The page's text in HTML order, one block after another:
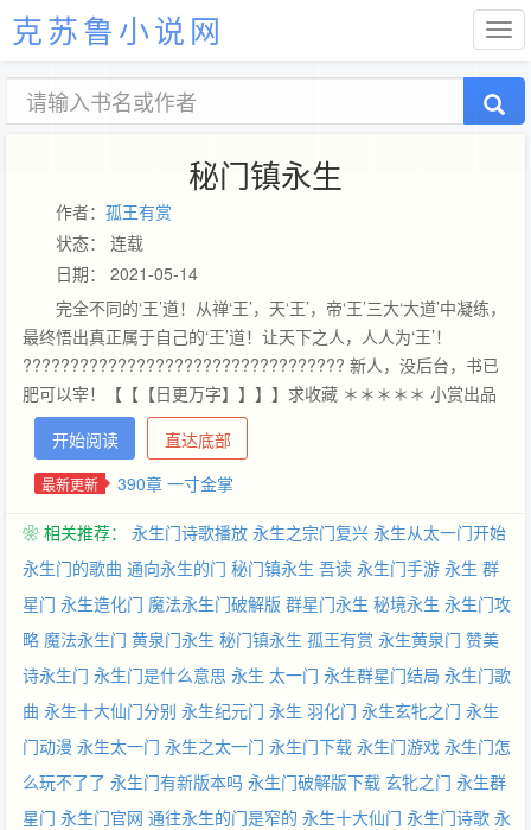
克苏鲁小说网
秘门镇永生
作者： 孤王有赏
状态： 连载
日期： 2021-05-14
完全不同的‘王’道！从禅‘王’，天‘王’，帝‘王’三大‘大道’中凝练，
最终悟出真正属于自己的‘王’道！让天下之人，人人为‘王’！
?????????????????????????????????? 新人，没后台，书已
肥可以宰！【【【日更万字】】】】求收藏 ＊＊＊＊＊ 小赏出品
必属精品 ＊＊＊＊＊＊＊＊ 兄弟们作为新人，请大家相信我的坚
持！如果想看下本书的潜力，可以直接看下前面，然后看（171
章：神机出手 本章绝对能让你看懂，请客观放心观看！现在已经逐
终...你懂得.）
开始阅读 直达底部
最新更新 390章 一寸金掌
❀ 相关推荐： 永生门诗歌播放 永生之宗门复兴 永生从太一门开始
永生门的歌曲 通向永生的门 秘门镇永生 吾读 永生门手游 永生 群
星门 永生造化门 魔法永生门破解版 群星门永生 秘境永生 永生门攻
略 魔法永生门 黄泉门永生 秘门镇永生 孤王有赏 永生黄泉门 赞美
诗永生门 永生门是什么意思 永生 太一门 永生群星门结局 永生门歌
曲 永生十大仙门分别 永生纪元门 永生 羽化门 永生玄牝之门 永生
门动漫 永生太一门 永生之太一门 永生门下载 永生门游戏 永生门怎
么玩不了了 永生门有新版本吗 永生门破解版下载 玄牝之门 永生群
星门 永生门官网 通往永生的门是窄的 永生十大仙门 永生门诗歌 永